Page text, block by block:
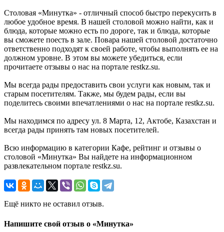
Столовая «Минутка» - отличный способ быстро перекусить в
любое удобное время. В нашей столовой можно найти, как и
блюда, которые можно есть по дороге, так и блюда, которые
вы сможете поесть в зале. Повара нашей столовой достаточно
ответственно подходят к своей работе, чтобы выполнять ее на
должном уровне. В этом вы можете убедиться, если
прочитаете отзывы о нас на портале restkz.su.
Мы всегда рады предоставить свои услуги как новым, так и
старым посетителям. Также, мы будем рады, если вы
поделитесь своими впечатлениями о нас на портале restkz.su.
Мы находимся по адресу ул. 8 Марта, 12, Актобе, Казахстан и
всегда рады принять там новых посетителей.
Всю информацию в категории Кафе, рейтинг и отзывы о
столовой «Минутка» Вы найдете на информационном
развлекательном портале restkz.su.
Ещё никто не оставил отзыв.
Напишите свой отзыв о «Минутка»